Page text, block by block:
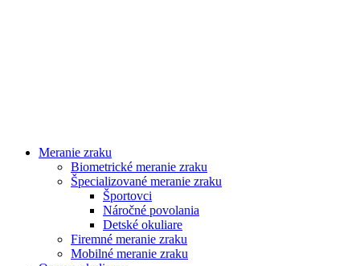
Meranie zraku
Biometrické meranie zraku
Špecializované meranie zraku
Športovci
Náročné povolania
Detské okuliare
Firemné meranie zraku
Mobilné meranie zraku